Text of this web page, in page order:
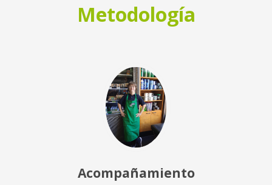
Metodología
Acompañamiento